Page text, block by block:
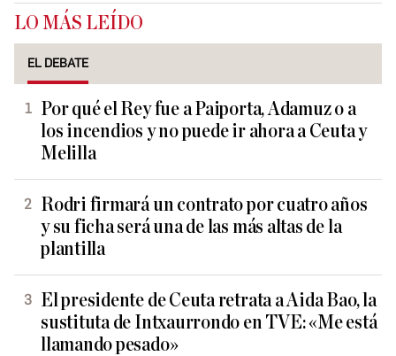
LO MÁS LEÍDO
EL DEBATE
Por qué el Rey fue a Paiporta, Adamuz o a
los incendios y no puede ir ahora a Ceuta y
Melilla
Rodri firmará un contrato por cuatro años
y su ficha será una de las más altas de la
plantilla
El presidente de Ceuta retrata a Aida Bao, la
sustituta de Intxaurrondo en TVE: «Me está
llamando pesado»